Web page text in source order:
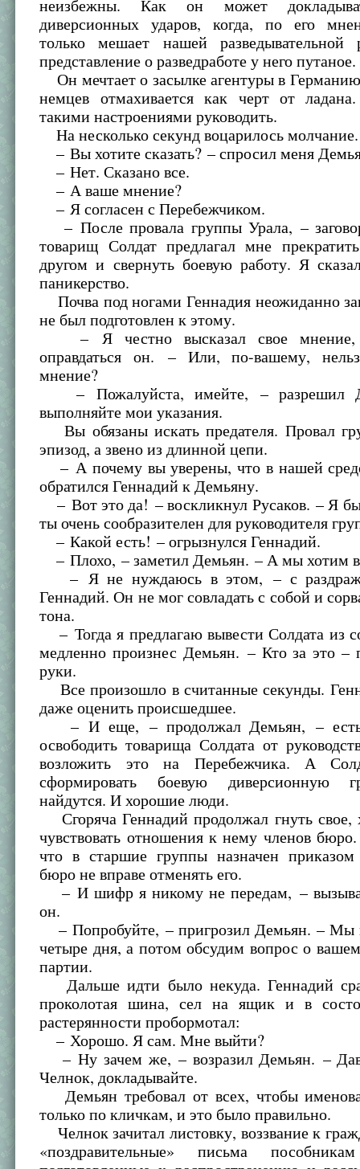
неизбежны. Как он может
диверсионных ударов, когда, по его
только мешает нашей
представление о разведработе у него путаное.
Он мечтает о засылке агентуры в
немцев отмахивается как черт от
такими настроениями руководить.
На несколько секунд воцарилось молчание.
– Вы хотите сказать? – спросил меня
– Нет. Сказано все.
– А ваше мнение?
– Я согласен с Перебежчиком.
– После провала группы Урала, –
товарищ Солдат предлагал мне
другом и свернуть боевую работу. Я
паникерство.
Почва под ногами Геннадия неожиданно
не был подготовлен к этому.
– Я честно высказал свое мнение,
оправдаться он. – Или, по-вашему,
мнение?
– Пожалуйста, имейте, – разрешил
выполняйте мои указания.
Вы обязаны искать предателя. Провал
эпизод, а звено из длинной цепи.
– А почему вы уверены, что в нашей
обратился Геннадий к Демьяну.
– Вот это да! – воскликнул Русаков. – Я
ты очень сообразителен для руководителя
– Какой есть! – огрызнулся Геннадий.
– Плохо, – заметил Демьян. – А мы хотим
– Я не нуждаюсь в этом, – с
Геннадий. Он не мог совладать с собой и
тона.
– Тогда я предлагаю вывести Солдата из
медленно произнес Демьян. – Кто за это –
руки.
Все произошло в считанные секунды.
даже оценить происшедшее.
– И еще, – продолжал Демьян, – есть
освободить товарища Солдата от
возложить это на Перебежчика. А
сформировать боевую диверсионную
найдутся. И хорошие люди.
Сгоряча Геннадий продолжал гнуть свое,
чувствовать отношения к нему членов
что в старшие группы назначен
бюро не вправе отменять его.
– И шифр я никому не передам, –
он.
– Попробуйте, – пригрозил Демьян. – Мы
четыре дня, а потом обсудим вопрос о
партии.
Дальше идти было некуда. Геннадий
проколотая шина, сел на ящик и в
растерянности пробормотал:
– Хорошо. Я сам. Мне выйти?
– Ну зачем же, – возразил Демьян. –
Челнок, докладывайте.
Демьян требовал от всех, чтобы
только по кличкам, и это было правильно.
Челнок зачитал листовку, воззвание к
«поздравительные» письма